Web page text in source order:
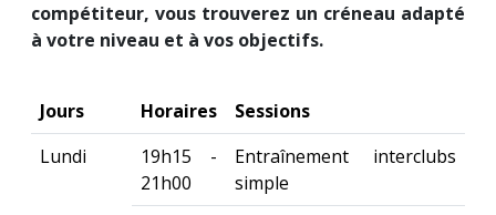
compétiteur, vous trouverez un créneau adapté
à votre niveau et à vos objectifs.
Jours Horaires
Sessions
Lundi
19h15 -
21h00
Entraînement interclubs
simple